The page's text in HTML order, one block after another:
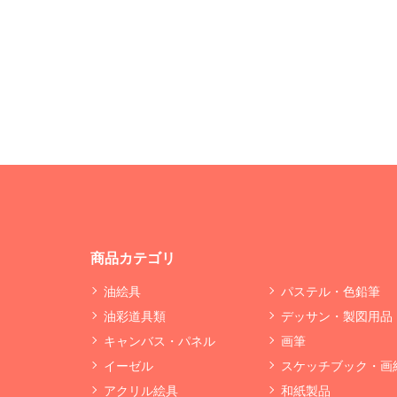
商品カテゴリ
油絵具
油彩道具類
キャンバス・パネル
イーゼル
アクリル絵具
パステル・色鉛筆
デッサン・製図用品
画筆
スケッチブック・画
和紙製品